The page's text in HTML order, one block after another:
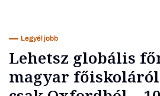
Legyél jobb
Lehetsz globális
magyar